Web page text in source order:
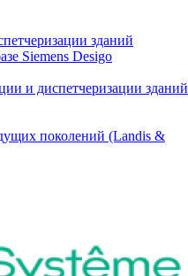
зданий
Siemens Desigo
и диспетчеризации зданий
поколений (Landis &